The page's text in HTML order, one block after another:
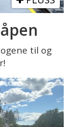
til og